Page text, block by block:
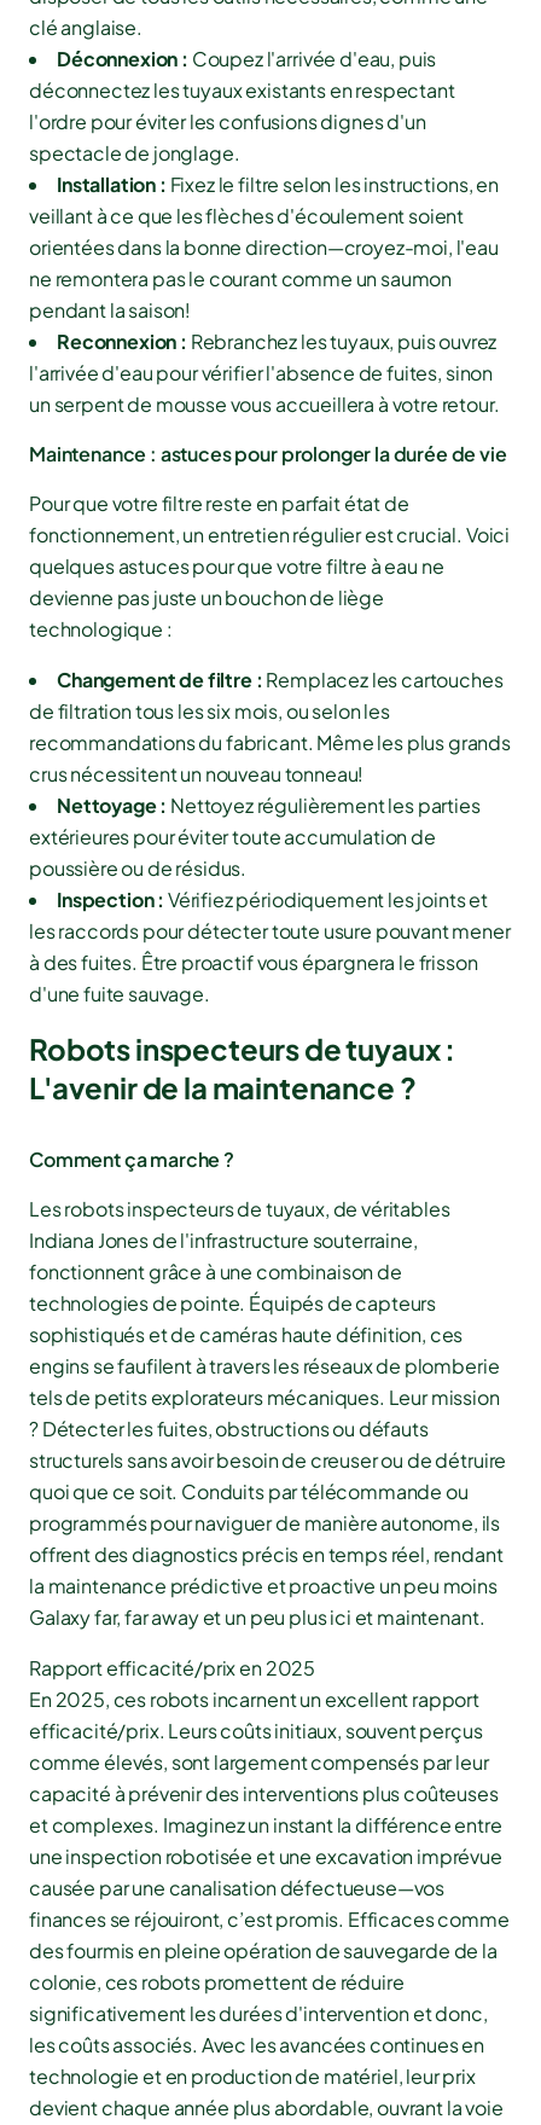
clé anglaise.
Déconnexion : Coupez l'arrivée d'eau, puis
déconnectez les tuyaux existants en respectant
l'ordre pour éviter les confusions dignes d'un
spectacle de jonglage.
Installation : Fixez le filtre selon les instructions, en
veillant à ce que les flèches d'écoulement soient
orientées dans la bonne direction—croyez-moi, l'eau
ne remontera pas le courant comme un saumon
pendant la saison!
Reconnexion : Rebranchez les tuyaux, puis ouvrez
l'arrivée d'eau pour vérifier l'absence de fuites, sinon
un serpent de mousse vous accueillera à votre retour.
Maintenance : astuces pour prolonger la durée de vie
Pour que votre filtre reste en parfait état de
fonctionnement, un entretien régulier est crucial. Voici
quelques astuces pour que votre filtre à eau ne
devienne pas juste un bouchon de liège
technologique :
Changement de filtre : Remplacez les cartouches
de filtration tous les six mois, ou selon les
recommandations du fabricant. Même les plus grands
crus nécessitent un nouveau tonneau!
Nettoyage : Nettoyez régulièrement les parties
extérieures pour éviter toute accumulation de
poussière ou de résidus.
Inspection : Vérifiez périodiquement les joints et
les raccords pour détecter toute usure pouvant mener
à des fuites. Être proactif vous épargnera le frisson
d'une fuite sauvage.
Robots inspecteurs de tuyaux :
L'avenir de la maintenance ?
Comment ça marche ?
Les robots inspecteurs de tuyaux, de véritables
Indiana Jones de l'infrastructure souterraine,
fonctionnent grâce à une combinaison de
technologies de pointe. Équipés de capteurs
sophistiqués et de caméras haute définition, ces
engins se faufilent à travers les réseaux de plomberie
tels de petits explorateurs mécaniques. Leur mission
? Détecter les fuites, obstructions ou défauts
structurels sans avoir besoin de creuser ou de détruire
quoi que ce soit. Conduits par télécommande ou
programmés pour naviguer de manière autonome, ils
offrent des diagnostics précis en temps réel, rendant
la maintenance prédictive et proactive un peu moins
Galaxy far, far away et un peu plus ici et maintenant.
Rapport efficacité/prix en 2025
En 2025, ces robots incarnent un excellent rapport
efficacité/prix. Leurs coûts initiaux, souvent perçus
comme élevés, sont largement compensés par leur
capacité à prévenir des interventions plus coûteuses
et complexes. Imaginez un instant la différence entre
une inspection robotisée et une excavation imprévue
causée par une canalisation défectueuse—vos
finances se réjouiront, c’est promis. Efficaces comme
des fourmis en pleine opération de sauvegarde de la
colonie, ces robots promettent de réduire
significativement les durées d'intervention et donc,
les coûts associés. Avec les avancées continues en
technologie et en production de matériel, leur prix
devient chaque année plus abordable, ouvrant la voie